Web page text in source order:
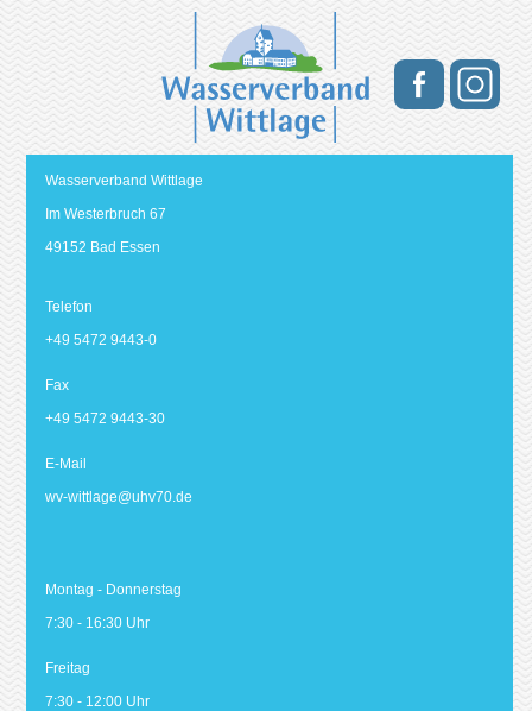
Wasserverband Wittlage
Im Westerbruch 67
49152 Bad Essen
Telefon
+49 5472 9443-0
Fax
+49 5472 9443-30
E-Mail
wv-wittlage@uhv70.de
Montag - Donnerstag
7:30 - 16:30 Uhr
Freitag
7:30 - 12:00 Uhr